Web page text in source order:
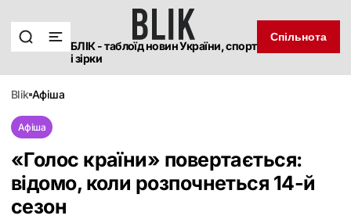
БЛІК - таблоїд новин України, спорт
і зірки
Спільнота
blik афіша
Афіша
«Голос країни» повертається:
відомо, коли розпочнеться 14-й
сезон